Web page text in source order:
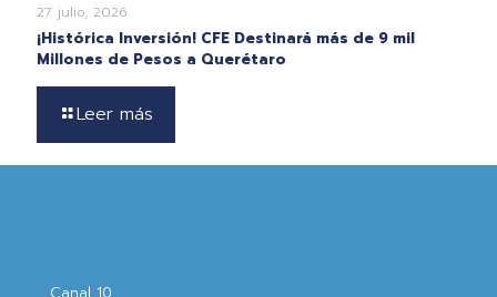
27 julio, 2026
¡Histórica Inversión! CFE Destinará más de 9 mil
Millones de Pesos a Querétaro
Leer más
Canal 10